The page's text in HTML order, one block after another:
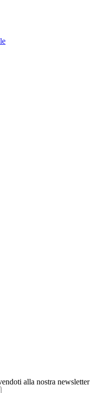
alla nostra newsletter